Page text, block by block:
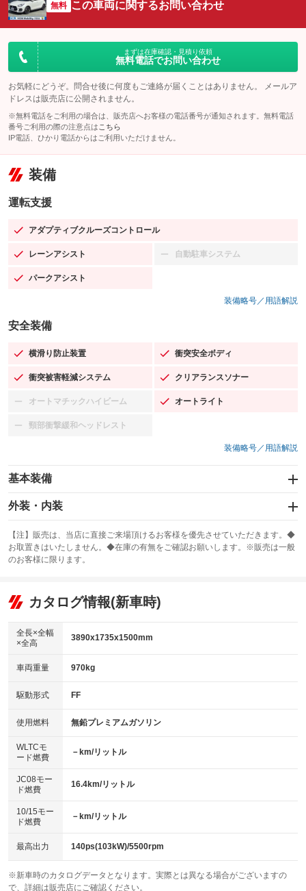
無料 この車両に関するお問い合わせ
まずは在庫確認・見積り依頼
無料電話でお問い合わせ
お気軽にどうぞ。問合せ後に何度もご連絡が届くことはありません。 メールア
ドレスは販売店に公開されません。
※無料電話をご利用の場合は、販売店へお客様の電話番号が通知されます。無料電話
番号ご利用の際の注意点は こちら
IP電話、ひかり電話からはご利用いただけません。
装備
運転支援
アダプティブクルーズコントロール
：装備あり
レーンアシスト
：装備あり 自動駐車システム
：装備なし
パークアシスト
：装備あり
装備略号／用語解説
安全装備
横滑り防止装置
：装備あり 衝突安全ボディ
：装備あり
衝突被害軽減システム
：装備あり クリアランスソナー
：装備あり
オートマチックハイビーム
：装備なし オートライト
：装備あり
頸部衝撃緩和ヘッドレスト
：装備なし
装備略号／用語解説
基本装備
エアバッグ：運転席/助手席/サイド
：装備あり
：装備なし
サンルーフ
：装備なし ABS
リフトアップ
：装備なし
：装備なし
パワーウィンドウ
アイドリングストップ
：装備なし
USB入力端子
：装備あり
100V電源
：装備なし
センターデフロック
：装備なし
電動格納ミラー
：装備あり
外装・内装
カーナビ：メモリーナビ他
：装備あり
TV：フルセグ
：装備あり
ビジュアル：-／DVD再生
：装備あり
アルミホイール：17インチ
：装備あり
HID(キセノンライト)
バックカメラ
エアロ
：装備なし
ローダウン
：装備なし
ベンチシート
：装備なし
チップアップシート
：装備なし
電動格納サードシート
：装備なし シートヒーター
：装備あり
【注】販売は、当店に直接ご来場頂けるお客様を優先させていただきます。◆
お取置きはいたしません。◆在庫の有無をご確認お願いします。※販売は一般
のお客様に限ります。
カタログ情報(新車時)
全長×全幅
×全高
3890x1735x1500mm
車両重量 970kg
駆動形式 FF
使用燃料 無鉛プレミアムガソリン
WLTCモ
ード燃費
－km/リットル
JC08モー
ド燃費
16.4km/リットル
10/15モー
ド燃費
－km/リットル
最高出力 140ps(103kW)/5500rpm
※新車時のカタログデータとなります。実際とは異なる場合がございますの
で、詳細は販売店にご確認ください。